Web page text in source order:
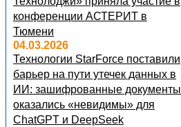
конференции АСТЕРИТ в
Тюмени
04.03.2026
Технологии StarForce поставили
барьер на пути утечек данных в
ИИ: зашифрованные документы
оказались «невидимы» для
ChatGPT и DeepSeek